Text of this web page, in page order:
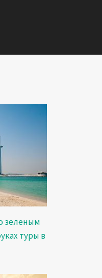
зеленым
туры в